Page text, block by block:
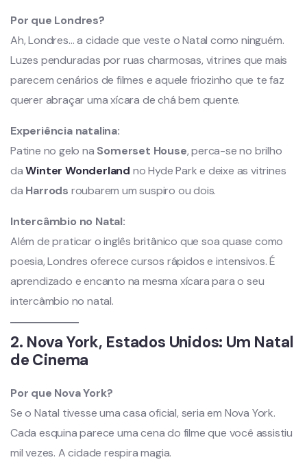
Por que Londres?
Ah, Londres… a cidade que veste o Natal como ninguém.
Luzes penduradas por ruas charmosas, vitrines que mais
parecem cenários de filmes e aquele friozinho que te faz
querer abraçar uma xícara de chá bem quente.
Experiência natalina:
Patine no gelo na Somerset House, perca-se no brilho
daWinter Wonderland no Hyde Park e deixe as vitrines
da Harrods roubarem um suspiro ou dois.
Intercâmbio no Natal:
Além de praticar o inglês britânico que soa quase como
poesia, Londres oferece cursos rápidos e intensivos. É
aprendizado e encanto na mesma xícara para o seu
intercâmbio no natal.
2. Nova York, Estados Unidos: Um Natal
de Cinema
Por que Nova York?
Se o Natal tivesse uma casa oficial, seria em Nova York.
Cada esquina parece uma cena do filme que você assistiu
mil vezes. A cidade respira magia.